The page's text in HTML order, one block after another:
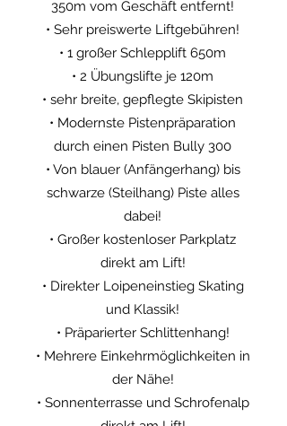
350m vom Geschäft entfernt!
• Sehr preiswerte Liftgebühren!
• 1 großer Schlepplift 650m
• 2 Übungslifte je 120m
• sehr breite, gepflegte Skipisten
• Modernste Pistenpräparation
durch einen Pisten Bully 300
• Von blauer (Anfängerhang) bis
schwarze (Steilhang) Piste alles
dabei!
• Großer kostenloser Parkplatz
direkt am Lift!
• Direkter Loipeneinstieg Skating
und Klassik!
• Präparierter Schlittenhang!
• Mehrere Einkehrmöglichkeiten in
der Nähe!
• Sonnenterrasse und Schrofenalp